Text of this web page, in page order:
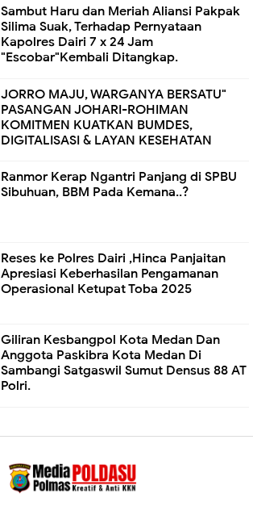
Sambut Haru dan Meriah Aliansi Pakpak
Silima Suak, Terhadap Pernyataan
Kapolres Dairi 7 x 24 Jam
"Escobar"Kembali Ditangkap.
JORRO MAJU, WARGANYA BERSATU"
PASANGAN JOHARI-ROHIMAN
KOMITMEN KUATKAN BUMDES,
DIGITALISASI & LAYAN KESEHATAN
Ranmor Kerap Ngantri Panjang di SPBU
Sibuhuan, BBM Pada Kemana..?
Reses ke Polres Dairi ,Hinca Panjaitan
Apresiasi Keberhasilan Pengamanan
Operasional Ketupat Toba 2025
Giliran Kesbangpol Kota Medan Dan
Anggota Paskibra Kota Medan Di
Sambangi Satgaswil Sumut Densus 88 AT
Polri.